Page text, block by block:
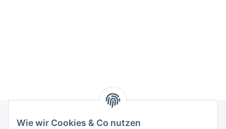
Wie wir Cookies & Co nutzen